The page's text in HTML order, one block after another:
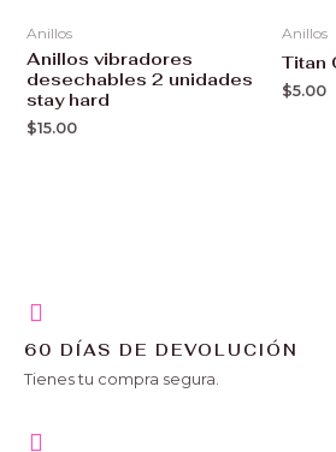
Anillos
Anillos vibradores
desechables 2 unidades
stay hard
$15.00
Anillos
Titan
$5.00
60 DÍAS DE DEVOLUCIÓN
Tienes tu compra segura.